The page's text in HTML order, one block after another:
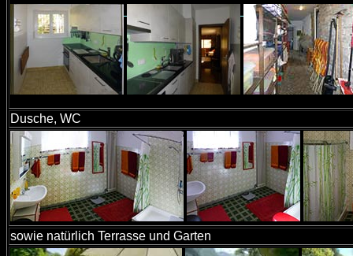
Dusche, WC
sowie natürlich Terrasse und Garten